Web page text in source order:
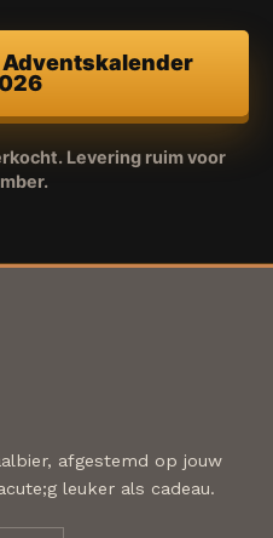
Levering ruim voor
afgestemd op jouw
leuker als cadeau.